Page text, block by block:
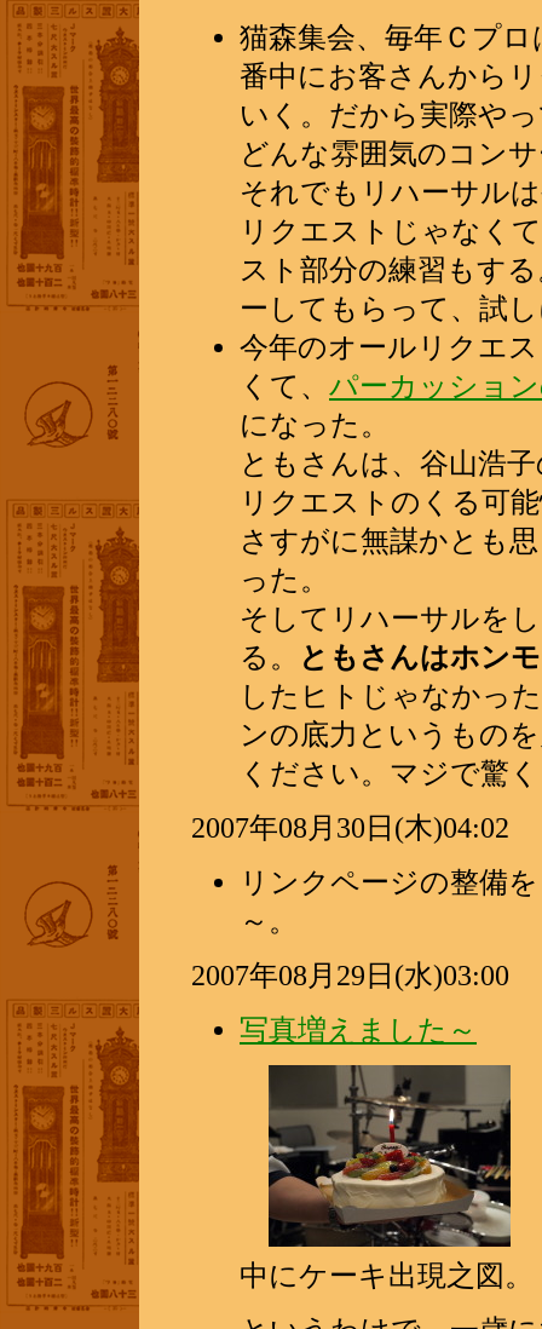
猫森集会、毎年Ｃプ
番中にお客さんから
いく。だから実際や
どんな雰囲気のコン
それでもリハーサル
リクエストじゃなく
スト部分の練習もす
ーしてもらって、試
今年のオールリクエ
くて、 パーカッショ
になった。
ともさんは、谷山浩
リクエストのくる可
さすがに無謀かとも
った。
そしてリハーサルを
る。
ともさんはホン
したヒトじゃなかっ
ンの底力というもの
ください。マジで驚
2007年08月30日(木)04:02
リンクページの整備
～。
2007年08月29日(水)03:00
写真増えました～
中にケーキ出現之図。